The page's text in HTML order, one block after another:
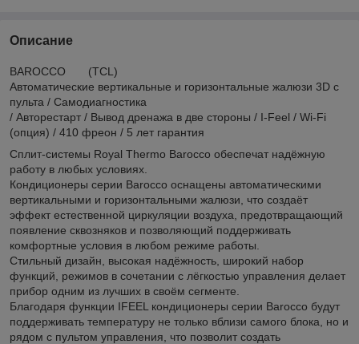
Описание
BAROCCO (TCL)
Автоматические вертикальные и горизонтальные жалюзи 3D с
пульта / Самодиагностика
/ Авторестарт / Вывод дренажа в две стороны / I-Feel / Wi-Fi
(опция) / 410 фреон / 5 лет гарантия
Сплит-системы Royal Thermo Barocco обеспечат надёжную
работу в любых условиях.
Кондиционеры серии Barocco оснащены автоматическими
вертикальными и горизонтальными жалюзи, что создаёт
эффект естественной циркуляции воздуха, предотвращающий
появление сквозняков и позволяющий поддерживать
комфортные условия в любом режиме работы.
Стильный дизайн, высокая надёжность, широкий набор
функций, режимов в сочетании с лёгкостью управления делает
прибор одним из лучших в своём сегменте.
Благодаря функции IFEEL кондиционеры серии Barocco будут
поддерживать температуру не только вблизи самого блока, но и
рядом с пультом управления, что позволит создать